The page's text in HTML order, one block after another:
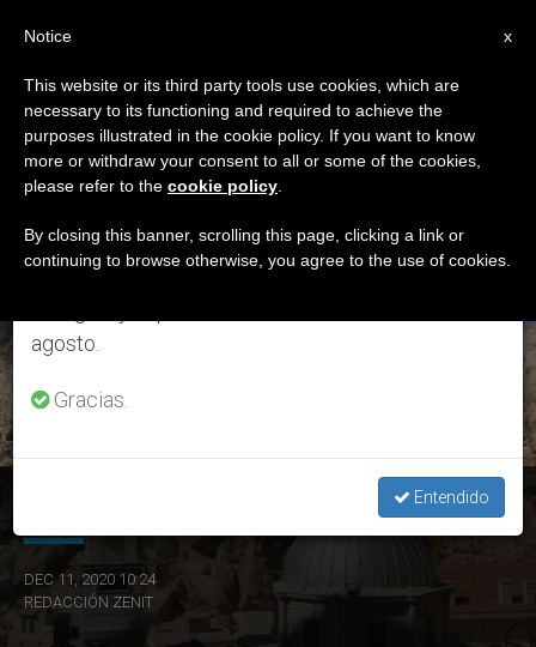
ETIQUETA
Posts Tagged ‘crisis
Humanitaria’
ÚLTIMAS NOTICIAS
Siria e Irak: Encuentro de reflexión sobre la crisis humanitaria
DEC 11, 2020 10:24
REDACCIÓN ZENIT
×
Aviso importante
Del 27 de julio al 7 de agosto haremos la pausa
anual, aprovechando que en el periodo de verano
se generan menos informaciones y también el
agosto.
Gracias.
Entendido
x
Notice
This website or its third party tools use cookies, which are
necessary to its functioning and required to achieve the
purposes illustrated in the cookie policy. If you want to know
more or withdraw your consent to all or some of the cookies,
please refer to the cookie policy
By closing this banner, scrolling this page, clicking a link or
continuing to browse otherwise, you agree to the use of cookies.